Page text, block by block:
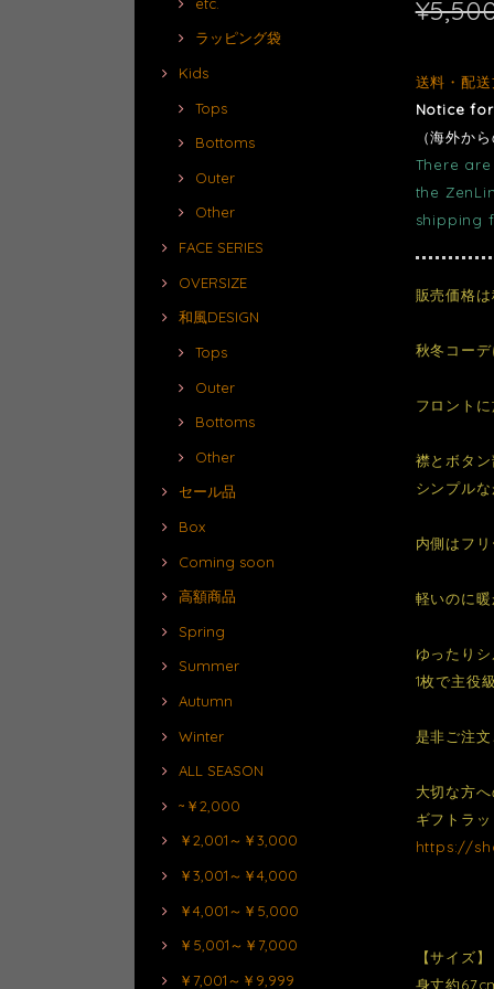
ラッピング袋
Kids
Tops
Bottoms
Outer
Other
FACE SERIES
OVERSIZE
和風DESIGN
Tops
Outer
Bottoms
Other
セール品
Box
Coming soon
高額商品
Spring
Summer
Autumn
Winter
ALL SEASON
~￥2,000
￥2,001～￥3,000
￥3,001～￥4,000
￥4,001～￥5,000
￥5,001～￥7,000
￥7,001～￥9,999
送料・配
Notice
（海外か
There
the
shipping
販売価格
秋冬コー
フロント
襟とボタ
シンプル
内側はフ
軽いのに
ゆったり
1枚で主役
是非ご注
大切な方
ギフトラ
https://
【サイズ】
身丈約